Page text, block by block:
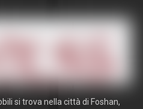
accessori per la camera da letto.
di misurazione, è
del letto standard
si trova nella città di Foshan,